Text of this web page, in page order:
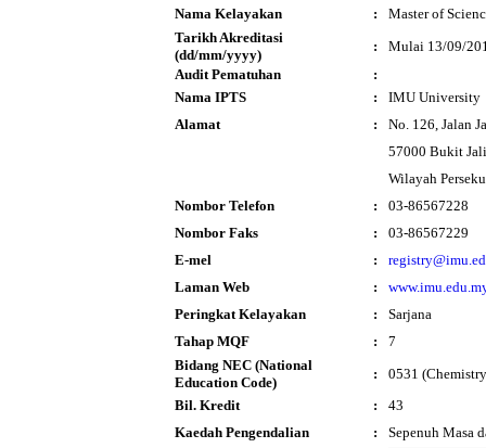
Nama Kelayakan
:
Master of
Tarikh Akreditasi
(dd/mm/yyyy)
:
Mulai 13/09/
Audit Pematuhan
:
Nama IPTS
:
IMU University
Alamat
:
No. 126, Jalan
57000 Bukit
Wilayah
Nombor Telefon
:
03-86567228
Nombor Faks
:
03-86567229
E-mel
:
Laman Web
:
Peringkat Kelayakan
:
Sarjana
Tahap MQF
:
7
Bidang NEC (National
Education Code)
:
0531
Bil. Kredit
:
43
Kaedah Pengendalian
: Sepenuh Masa